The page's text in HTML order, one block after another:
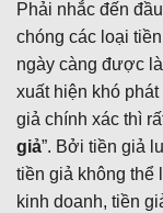
Phải nhắc đến
chóng các loại
ngày càng được
xuất hiện khó
giả chính xác thì
giả”. Bởi tiền giả
tiền giả không thể
kinh doanh, tiền